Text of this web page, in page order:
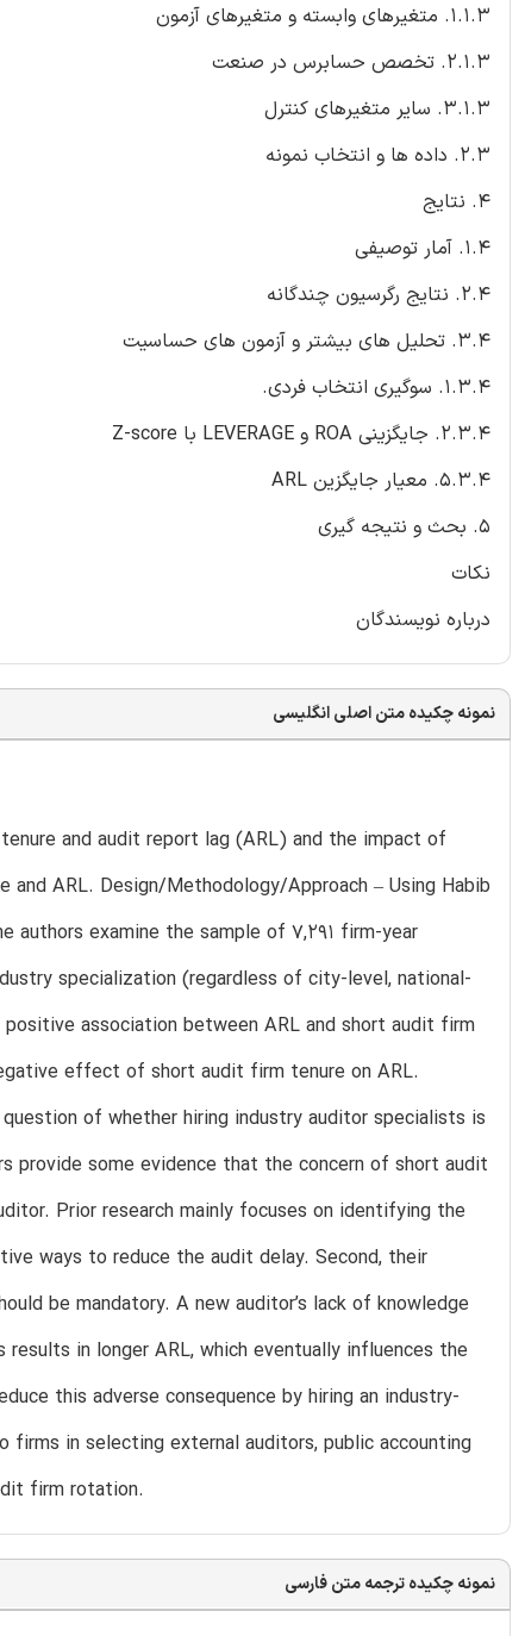
1.1.3. متغیرهای وابسته و متغیرهای آزمون
2.1.3. تخصص حسابرس در صنعت
3.1.3. سایر متغیرهای کنترل
2.3. داده ها و انتخاب نمونه
4. نتایج
1.4. آمار توصیفی
2.4. نتایج رگرسیون چندگانه
3.4. تحلیل های بیشتر و آزمون های حساسیت
1.3.4. سوگیری انتخاب فردی.
2.3.4. جایگزینی ROA و LEVERAGE با Z-score
5.3.4. معیار جایگزین ARL
5. بحث و نتیجه گیری
نکات
درباره نویسندگان
نمونه چکیده متن اصلی انگلیسی
and audit report lag (ARL) and the impact of
ARL. Design/Methodology/Approach – Using Habib
authors examine the sample of 7,291 firm-year
specialization (regardless of city-level, national-
association between ARL and short audit firm
effect of short audit firm tenure on ARL.
of whether hiring industry auditor specialists is
provide some evidence that the concern of short audit
Prior research mainly focuses on identifying the
ways to reduce the audit delay. Second, their
be mandatory. A new auditor’s lack of knowledge
in longer ARL, which eventually influences the
this adverse consequence by hiring an industry-
in selecting external auditors, public accounting
firm rotation.
نمونه چکیده ترجمه متن فارسی